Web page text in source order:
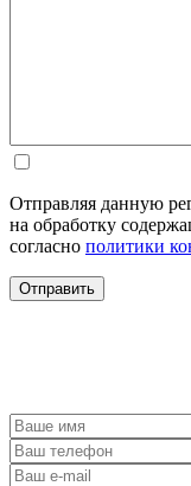
Отправляя данную
на обработку
согласно политики